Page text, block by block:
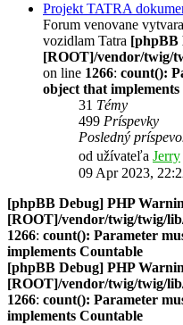
Projekt TATRA
Forum venovane
vozidlam Tatra [phpBB
[ROOT]/vendor/twig/
on line 1266: count():
object that
31 Témy
499 Príspevky
Posledný
od užívateľa Jerry
09 Apr 2023,
[phpBB Debug] PHP
[ROOT]/vendor/twig/twig/
1266: count(): Parameter
implements Countable
[phpBB Debug] PHP
[ROOT]/vendor/twig/twig/
1266: count(): Parameter
implements Countable